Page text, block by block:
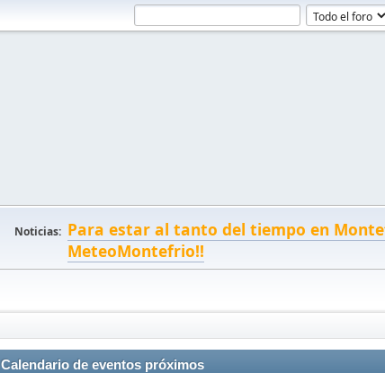
Noticias: Para estar al tanto del tiempo en
MeteoMontefrio!!
Calendario de eventos próximos